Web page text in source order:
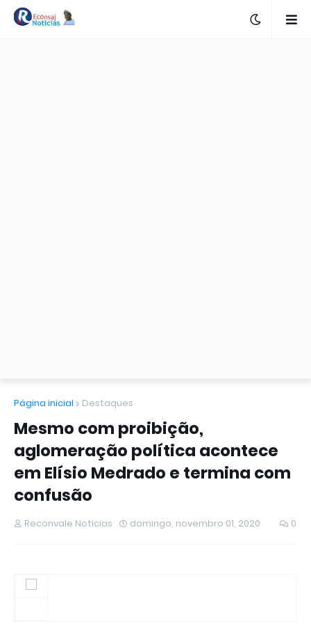
Página inicial Destaques
Mesmo com proibição,
aglomeração política acontece
em Elísio Medrado e termina com
confusão
Reconvale Noticias domingo, novembro 01, 2020 0